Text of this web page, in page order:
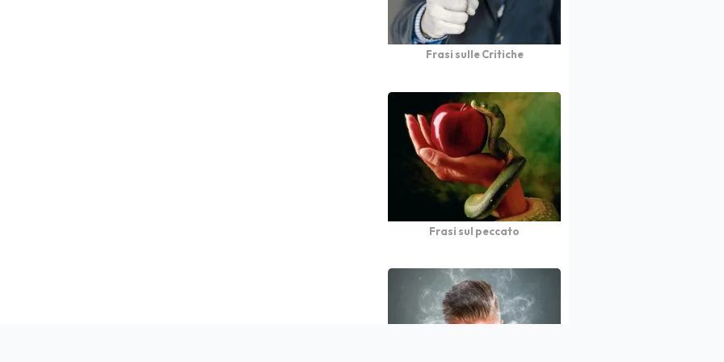
Frasi sulle Critiche
Frasi sul peccato